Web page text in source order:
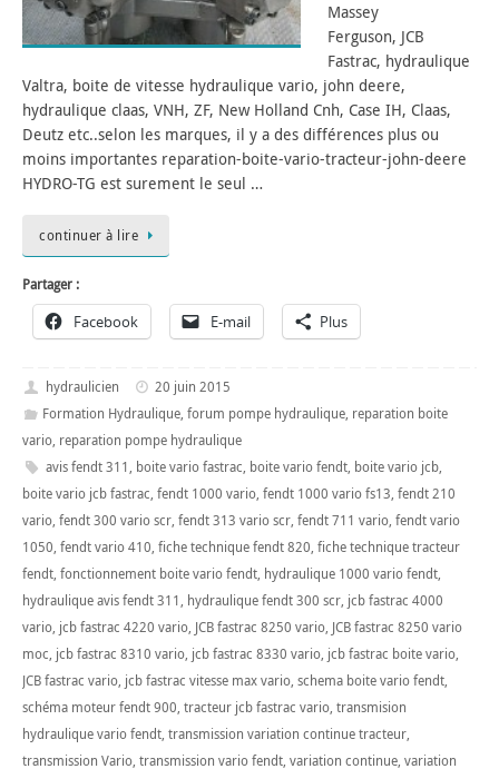
Massey
Ferguson, JCB
Fastrac, hydraulique
Valtra, boite de vitesse hydraulique vario, john deere,
hydraulique claas, VNH, ZF, New Holland Cnh, Case IH, Claas,
Deutz etc..selon les marques, il y a des différences plus ou
moins importantes reparation-boite-vario-tracteur-john-deere
HYDRO-TG est surement le seul …
continuer à lire
Partager :
Facebook E-mail Plus
hydraulicien
20 juin 2015
Formation Hydraulique, forum pompe hydraulique, reparation boite
vario, reparation pompe hydraulique
avis fendt 311, boite vario fastrac, boite vario fendt, boite vario jcb,
boite vario jcb fastrac, fendt 1000 vario, fendt 1000 vario fs13, fendt 210
vario, fendt 300 vario scr, fendt 313 vario scr, fendt 711 vario, fendt vario
1050, fendt vario 410, fiche technique fendt 820, fiche technique tracteur
fendt, fonctionnement boite vario fendt, hydraulique 1000 vario fendt,
hydraulique avis fendt 311, hydraulique fendt 300 scr, jcb fastrac 4000
vario, jcb fastrac 4220 vario, JCB fastrac 8250 vario, JCB fastrac 8250 vario
moc, jcb fastrac 8310 vario, jcb fastrac 8330 vario, jcb fastrac boite vario,
JCB fastrac vario, jcb fastrac vitesse max vario, schema boite vario fendt,
schéma moteur fendt 900, tracteur jcb fastrac vario, transmision
hydraulique vario fendt, transmission variation continue tracteur,
transmission Vario, transmission vario fendt, variation continue, variation